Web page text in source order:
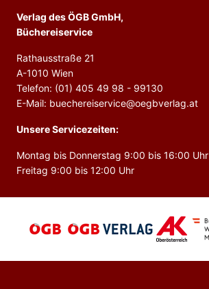
Verlag des ÖGB GmbH,
Büchereiservice
Rathausstraße 21
A-1010 Wien
Telefon: (01) 405 49 98 - 99130
E-Mail: buechereiservice@oegbverlag.at
Unsere Servicezeiten:
Montag bis Donnerstag 9:00 bis 16:00 Uhr
Freitag 9:00 bis 12:00 Uhr